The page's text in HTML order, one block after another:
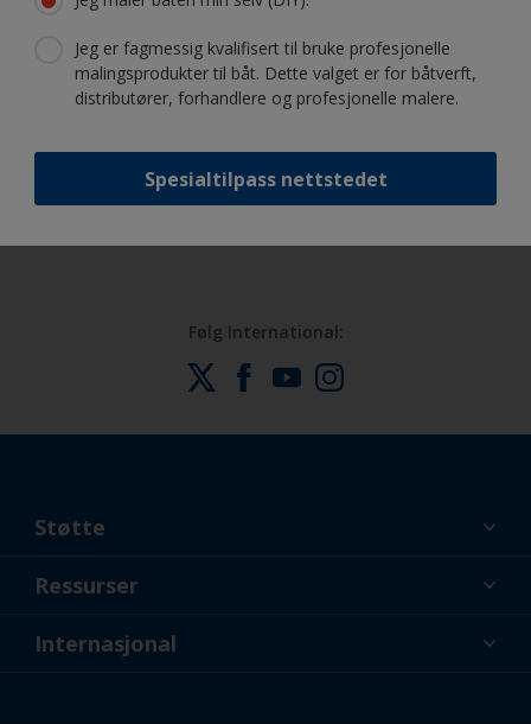
Jeg er fagmessig kvalifisert til bruke profesjonelle
malingsprodukter til båt. Dette valget er for båtverft,
distributører, forhandlere og profesjonelle malere.
Spesialtilpass nettstedet
og vitenskapelige kompetanse
Følg International:
Støtte
Om oss
Ressurser
Nyheter
Internasjonal